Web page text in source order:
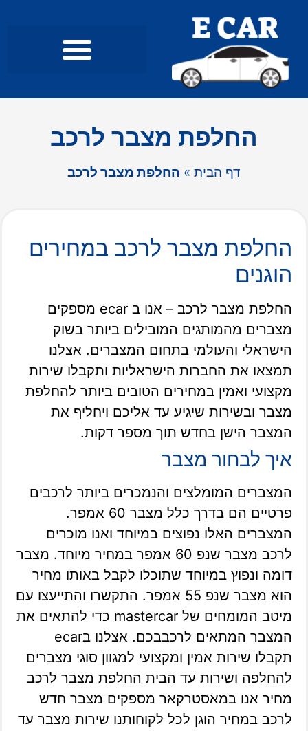
החלפת מצבר לרכב
דף הבית » החלפת מצבר לרכב
החלפת מצבר לרכב במחירים
הוגנים
החלפת מצבר לרכב – אנו ב ecar מספקים
מצברים מהמותגים המובילים ביותר בשוק
הישראלי והעולמי בתחום המצברים. אצלנו
תמצאו את החברות הישראליות ותקבלו שירות
מקצועי ואמין במחירים הטובים ביותר להחלפת
מצבר ובשירות שיגיע עד אליכם ויחליף את
המצבר הישן בחדש תוך מספר דקות.
איך לבחור מצבר
המצברים המומלצים והנמכרים ביותר לרכבים
פרטיים הם בדרך כלל מצבר 60 אמפר.
המצברים האלו נפוצים במיוחד ואנו מוכרים
לרכב מצבר שנפ 60 אמפר במחיר מיוחד. מצבר
דומה ונפוץ במיוחד שתוכלו לקבל באותו מחיר
הוא מצבר שנפ 55 אמפר. התקשרו והתייעצו עם
מיטב המומחים של mastercar כדי להתאים את
המצבר המתאים לרכבבכם. אצלנו בecar
תקבלו שירות אמין ומקצועי למגוון סוגי מצברים
להחלפה ושירות עד הבית החלפת מצבר לרכב
מחיר אנו במאסטרקאר מספקים מצבר חדש
לרכב במחיר הוגן לכל לקוחותנו שירות מצבר עד